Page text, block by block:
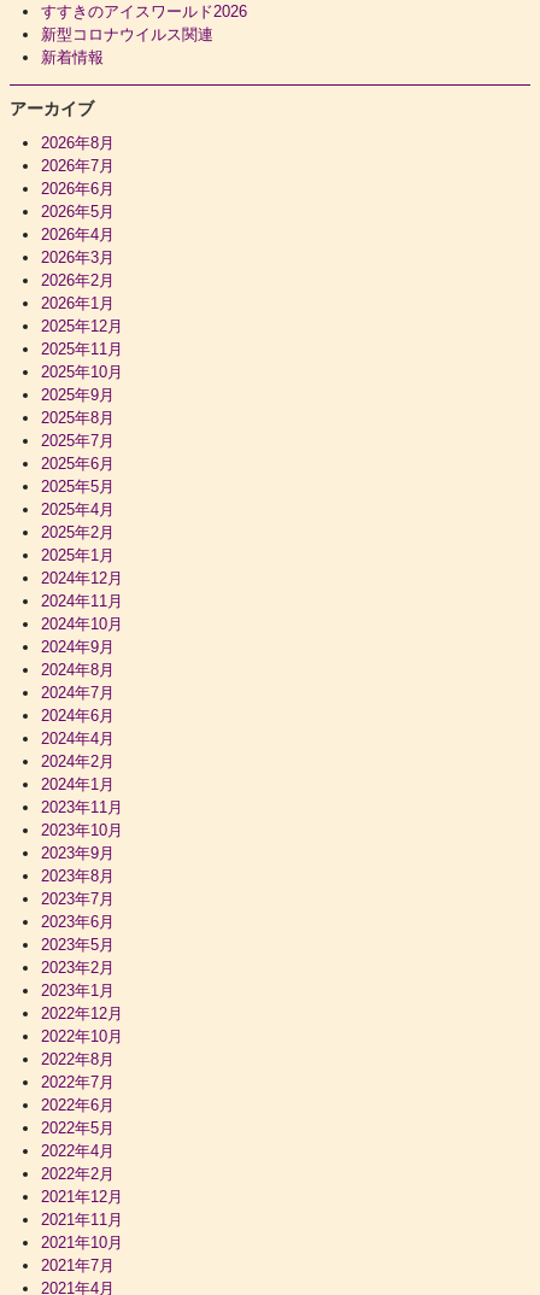
すすきのアイスワールド2026
新型コロナウイルス関連
新着情報
アーカイブ
2026年8月
2026年7月
2026年6月
2026年5月
2026年4月
2026年3月
2026年2月
2026年1月
2025年12月
2025年11月
2025年10月
2025年9月
2025年8月
2025年7月
2025年6月
2025年5月
2025年4月
2025年2月
2025年1月
2024年12月
2024年11月
2024年10月
2024年9月
2024年8月
2024年7月
2024年6月
2024年4月
2024年2月
2024年1月
2023年11月
2023年10月
2023年9月
2023年8月
2023年7月
2023年6月
2023年5月
2023年2月
2023年1月
2022年12月
2022年10月
2022年8月
2022年7月
2022年6月
2022年5月
2022年4月
2022年2月
2021年12月
2021年11月
2021年10月
2021年7月
2021年4月